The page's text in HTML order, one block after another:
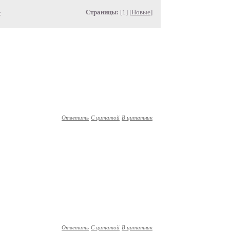
Страницы: [1] [Новые]
Ответить С цитатой В цитатник
Ответить С цитатой В цитатник